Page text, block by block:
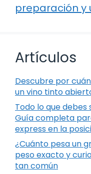
preparación y
Artículos
Descubre por
un vino tinto
Todo lo que debes
Guía completa
express en la
¿Cuánto pesa un
peso exacto y
tan común